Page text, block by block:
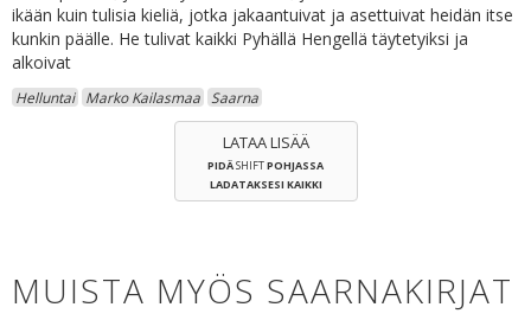
ikään kuin tulisia kieliä, jotka jakaantuivat ja asettuivat heidän itse
kunkin päälle. He tulivat kaikki Pyhällä Hengellä täytetyiksi ja
alkoivat
Helluntai Marko Kailasmaa Saarna
LATAA LISÄÄ
PIDÄSHIFTPOHJASSA
LADATAKSESI KAIKKI
MUISTA MYÖS SAARNAKIRJAT